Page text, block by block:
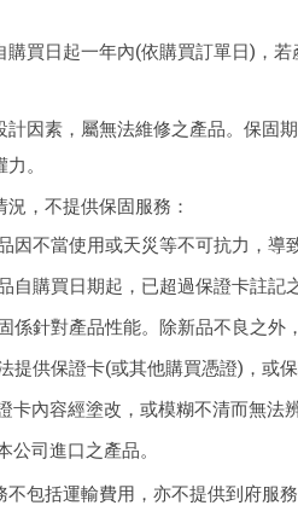
購買日起一年內(依購買訂單日)，
計因素，屬無法維修之產品。保固
。
況，不提供保固服務：
因不當使用或天災等不可抗力，導
自購買日期起，已超過保證卡註記
係針對產品性能。除新品不良之外
提供保證卡(或其他購買憑證)，或
卡內容經塗改，或模糊不清而無法
公司進口之產品。
不包括運輸費用，亦不提供到府服務